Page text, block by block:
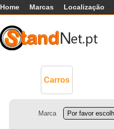
Home Marcas Localização
Carros
Marca